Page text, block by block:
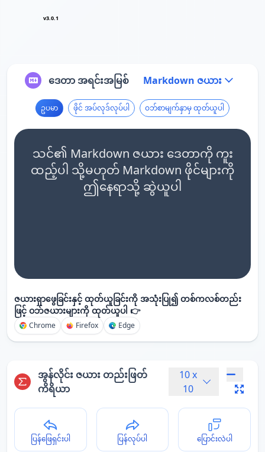
v3.0.1
ဒေတာ အရင်းအမြစ် Markdown ဇယား
ဥပမာ ဖိုင် အပ်လုဒ်လုပ်ပါ ဝဘ်စာမျက်နှာမှ ထုတ်ယူပါ
သင်၏ Markdown ဇယား ဒေတာကို ကူး
ထည့်ပါ သို့မဟုတ် Markdown ဖိုင်များကို
ဤနေရာသို့ ဆွဲယူပါ
ဇယားရှာဖွေခြင်းနှင့် ထုတ်ယူခြင်းကို အသုံးပြု၍ တစ်ကလစ်တည်း
ဖြင့် ဝဘ်ဇယားများကို ထုတ်ယူပါ 👉
Chrome Firefox Edge
အွန်လိုင်း ဇယား တည်းဖြတ်
ကိရိယာ
10 x
10
ပြန်ဖြေရှင်းပါ ပြန်လုပ်ပါ ပြောင်းလဲပါ